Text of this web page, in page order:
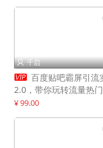
 千启
 百度贴吧霸屏引流
2.0，带你玩转流量热
¥ 99.00